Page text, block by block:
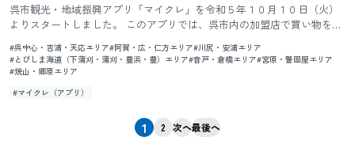
呉市観光・地域振興アプリ「マイクレ」を令和５年１０月１０日（火）
よりスタートしました。 このアプリでは、呉市内の加盟店で買い物をす
使...
#呉中心・吉浦・天応エリア#阿賀・広・仁方エリア#川尻・安浦エリア
#とびしま海道（下蒲刈・蒲刈・豊浜・豊）エリア#音戸・倉橋エリア#宮原・警固屋エリア
#焼山・郷原エリア
#マイクレ（アプリ）
1 2 次へ最後へ